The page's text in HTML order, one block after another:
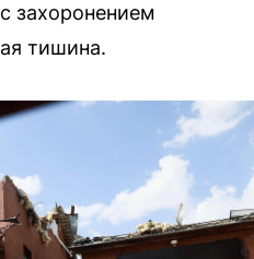
захоронением
тишина.